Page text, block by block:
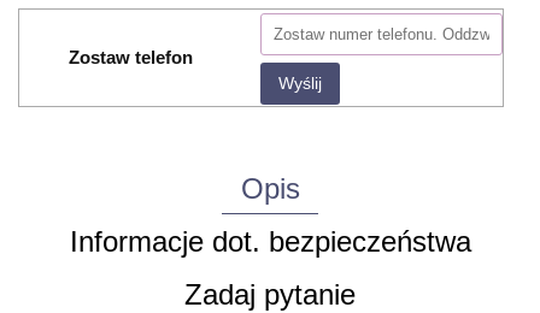
Zostaw telefon
Wyślij
Opis
Informacje dot. bezpieczeństwa
Zadaj pytanie